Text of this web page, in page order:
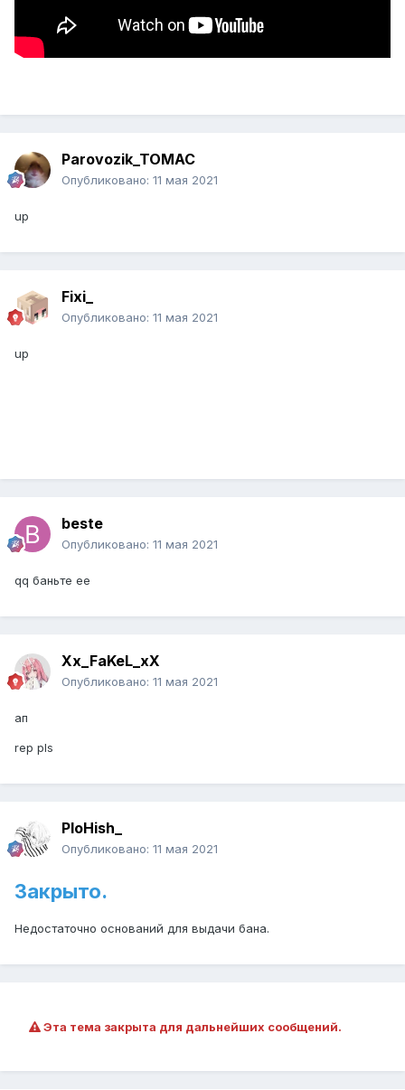
Parovozik_TOMAC
Опубликовано: 11 мая 2021
up
Fixi_
Опубликовано: 11 мая 2021
up
beste
Опубликовано: 11 мая 2021
qq баньте ее
Xx_FaKeL_xX
Опубликовано: 11 мая 2021
ап
rep pls
PloHish_
Опубликовано: 11 мая 2021
Закрыто.
Недостаточно оснований для выдачи бана.
Эта тема закрыта для дальнейших сообщений.